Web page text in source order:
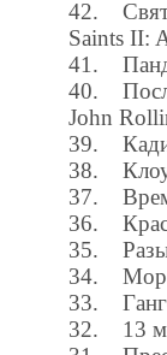
42.
Saints II:
41.
40.
John
39.
38.
37.
36.
35.
34.
33.
32. 13